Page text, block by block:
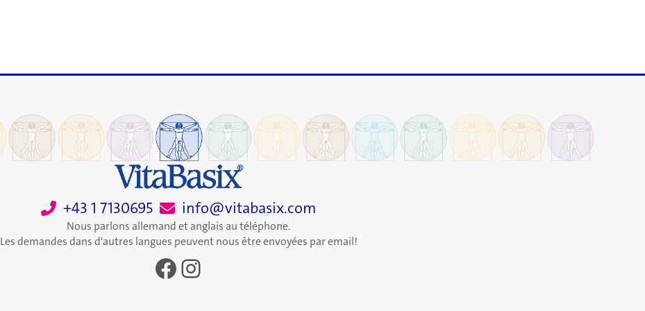
+43 1 7130695 info@vitabasix.com
Nous parlons allemand et anglais au téléphone.
Les demandes dans d'autres langues peuvent nous être envoyées par email!
Facebook
Instagram